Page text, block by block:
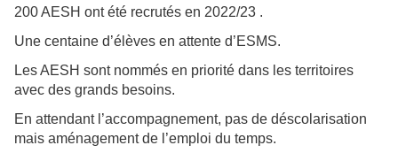
200 AESH ont été recrutés en 2022/23 .
Une centaine d’élèves en attente d’ESMS.
Les AESH sont nommés en priorité dans les territoires
avec des grands besoins.
En attendant l’accompagnement, pas de déscolarisation
mais aménagement de l’emploi du temps.